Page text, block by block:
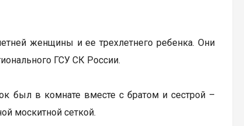
женщины и ее трехлетнего ребенка. Они
ГСУ СК России.
был в комнате вместе с братом и сестрой –
москитной сеткой.